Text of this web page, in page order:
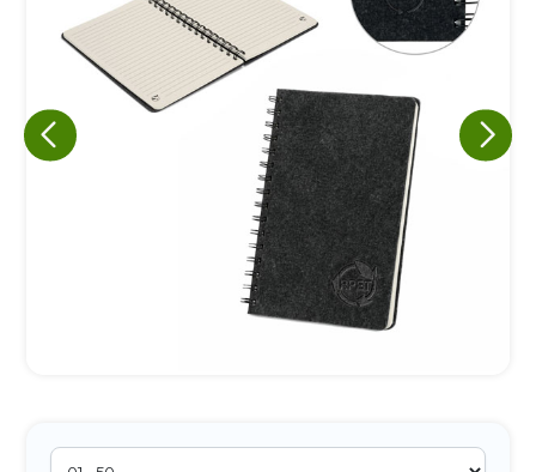
A nossa empresa está comprometida a proteger e respeitar
sua privacidade, utilizaremos seus dados apenas para fins
de marketing. Você pode alterar suas preferências a
qualquer momento.
Iniciar conversa